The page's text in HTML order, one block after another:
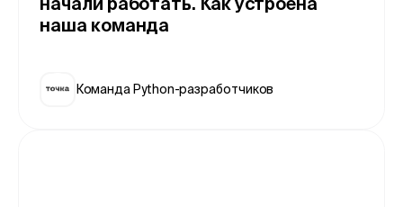
наша команда
Команда Python-разработчиков